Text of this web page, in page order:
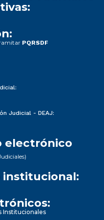
PQRSDF
Judicial - DEAJ:
electrónico
institucional:
Institucionales